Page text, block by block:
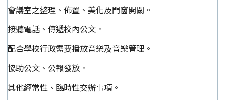
會議室之整理、佈置、美化及門窗開關。
接聽電話、傳遞校內公文。
配合學校行政需要播放音樂及音樂管理。
協助公文、公報發放。
其他經常性、臨時性交辦事項。